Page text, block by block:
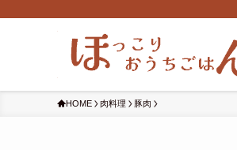
HOME 肉料理 豚肉